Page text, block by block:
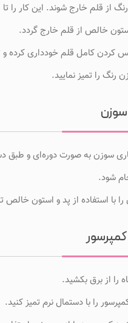
از قلم خارج شوند. این کار را تا
خالص از قلم خارج گردد.
کردن کامل قلم خودداری کرده
رنگ را تمیز نمایید.
سوزن به صورت دوره‌ای و طبق
شود.
با استفاده از پد و استون خالص
را از برق بکشید.
را با دستمال نرم تمیز کنید.